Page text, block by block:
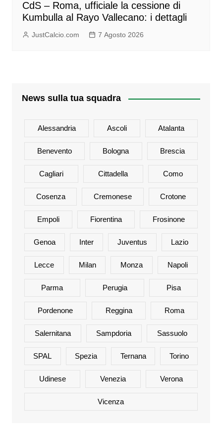
CdS – Roma, ufficiale la cessione di
Kumbulla al Rayo Vallecano: i dettagli
JustCalcio.com 7 Agosto 2026
News sulla tua squadra
Alessandria Ascoli Atalanta
Benevento Bologna Brescia
Cagliari Cittadella Como
Cosenza Cremonese Crotone
Empoli Fiorentina Frosinone
Genoa Inter Juventus Lazio
Lecce Milan Monza Napoli
Parma Perugia Pisa
Pordenone Reggina Roma
Salernitana Sampdoria Sassuolo
SPAL Spezia Ternana Torino
Udinese Venezia Verona
Vicenza